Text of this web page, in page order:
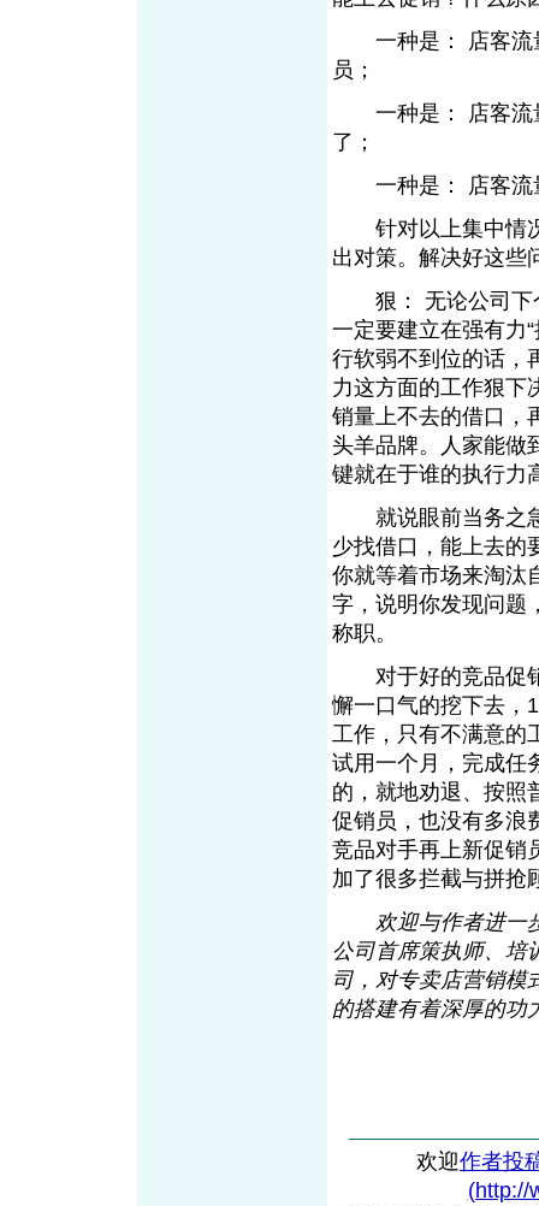
一种是： 店客流
员；
一种是： 店客流
了；
一种是： 店客流
针对以上集中情况
出对策。解决好这
狠： 无论公司下
一定要建立在强有力
行软弱不到位的话，
力这方面的工作狠下
销量上不去的借口，
头羊品牌。人家能做
键就在于谁的执行
就说眼前当务之急
少找借口，能上去的
你就等着市场来淘汰
字，说明你发现问题
称职。
对于好的竞品促销
懈一口气的挖下去，
工作，只有不满意的
试用一个月，完成任
的，就地劝退、按照
促销员，也没有多浪
竞品对手再上新促销
加了很多拦截与拼抢
欢迎与作者进一
公司首席策执师、培
司，对专卖店营销模
的搭建有着深厚的功
欢迎作者投
(http://